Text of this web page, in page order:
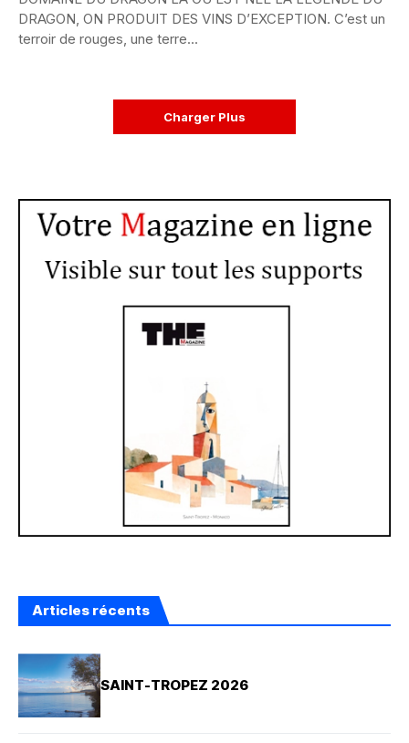
DRAGON, ON PRODUIT DES VINS D’EXCEPTION. C’est un
terroir de rouges, une terre...
Charger Plus
Articles récents
SAINT-TROPEZ 2026